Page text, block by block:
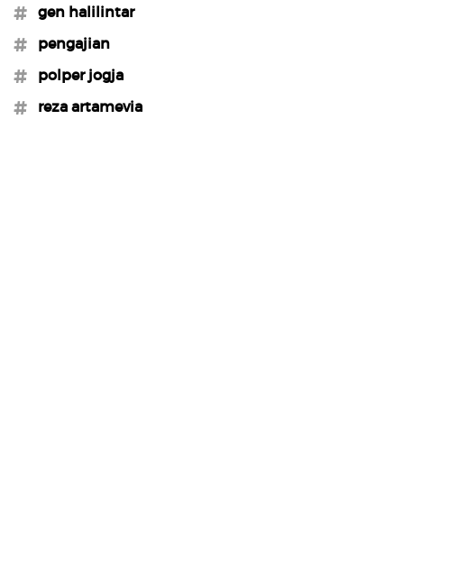
#gen halilintar
#pengajian
#polper jogja
#reza artamevia